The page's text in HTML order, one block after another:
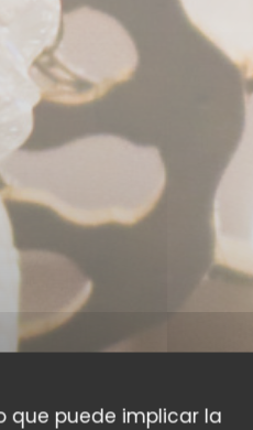
que puede implicar la